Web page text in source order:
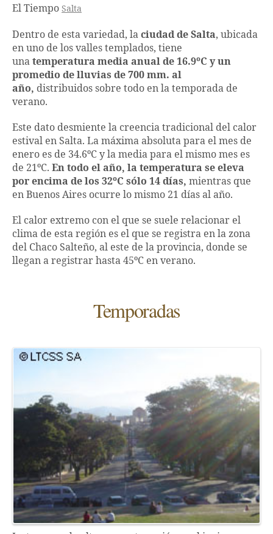
El Tiempo Salta
Dentro de esta variedad, la ciudad de Salta, ubicada
en uno de los valles templados, tiene
una temperatura media anual de 16.9ºC y un
promedio de lluvias de 700 mm. al
año, distribuidos sobre todo en la temporada de
verano.
Este dato desmiente la creencia tradicional del calor
estival en Salta. La máxima absoluta para el mes de
enero es de 34.6ºC y la media para el mismo mes es
de 21ºC. En todo el año, la temperatura se eleva
por encima de los 32ºC sólo 14 días, mientras que
en Buenos Aires ocurre lo mismo 21 días al año.
El calor extremo con el que se suele relacionar el
clima de esta región es el que se registra en la zona
del Chaco Salteño, al este de la provincia, donde se
llegan a registrar hasta 45ºC en verano.
Temporadas